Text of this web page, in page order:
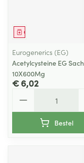
Geneesmiddel
Eurogenerics (EG)
Acetylcysteine EG Sach
10X600Mg
€ 6,02
Bestel